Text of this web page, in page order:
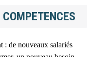
: de nouveaux salariés